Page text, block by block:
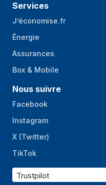
Services
J’économise.fr
Énergie
Assurances
Box & Mobile
Nous suivre
Facebook
Instagram
X (Twitter)
TikTok
Trustpilot